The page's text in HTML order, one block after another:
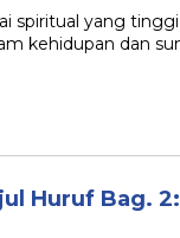
spiritual yang
kehidupan dan
Huruf Bag.